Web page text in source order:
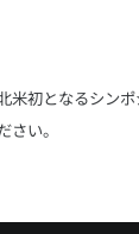
米初となるシン
さい。